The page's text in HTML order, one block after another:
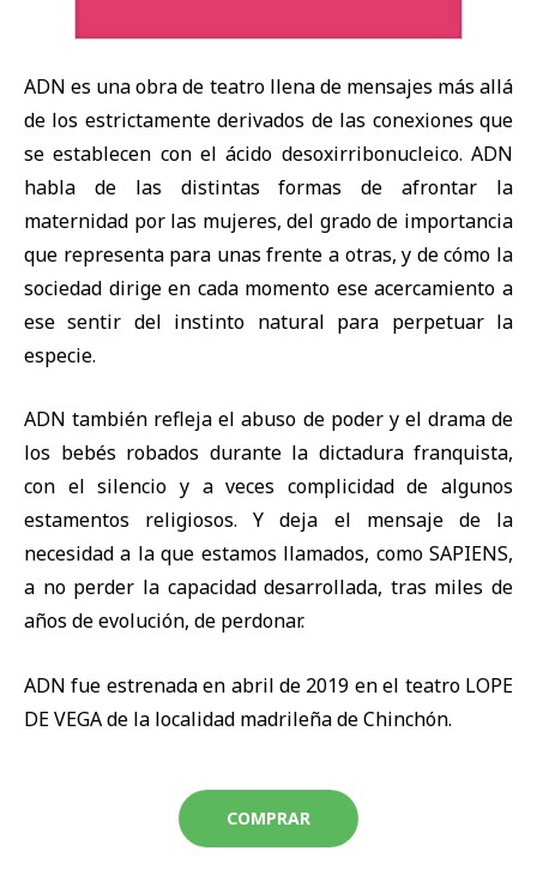
ADN es una obra de teatro llena de mensajes más allá
de los estrictamente derivados de las conexiones que
se establecen con el ácido desoxirribonucleico. ADN
habla de las distintas formas de afrontar la
maternidad por las mujeres, del grado de importancia
que representa para unas frente a otras, y de cómo la
sociedad dirige en cada momento ese acercamiento a
ese sentir del instinto natural para perpetuar la
especie.
ADN también refleja el abuso de poder y el drama de
los bebés robados durante la dictadura franquista,
con el silencio y a veces complicidad de algunos
estamentos religiosos. Y deja el mensaje de la
necesidad a la que estamos llamados, como SAPIENS,
a no perder la capacidad desarrollada, tras miles de
años de evolución, de perdonar.
ADN fue estrenada en abril de 2019 en el teatro LOPE
DE VEGA de la localidad madrileña de Chinchón.
COMPRAR